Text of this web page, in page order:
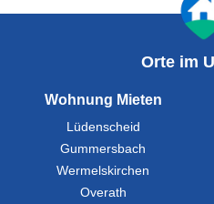
Orte im
Wohnung Mieten
Lüdenscheid
Gummersbach
Wermelskirchen
Overath